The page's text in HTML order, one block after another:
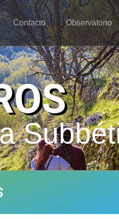
Contacto Observatorio